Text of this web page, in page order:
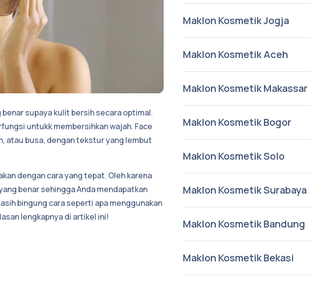
supaya kulit bersih secara optimal.
untukk membersihkan wajah. Face
atau busa, dengan tekstur yang lembut
dengan cara yang tepat. Oleh karena
benar sehingga Anda mendapatkan
bingung cara seperti apa menggunakan
lengkapnya di artikel ini!
Maklon Kosmetik Jogja
Maklon Kosmetik Aceh
Maklon Kosmetik Makassar
Maklon Kosmetik Bogor
Maklon Kosmetik Solo
Maklon Kosmetik Surabaya
Maklon Kosmetik Bandung
Maklon Kosmetik Bekasi